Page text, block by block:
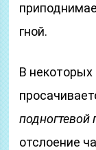
гной.
В некоторых
подногтевой
отслоение